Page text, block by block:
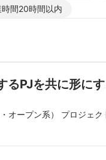
時間20時間以内
るPJを共に形に
オープン系） プロジェ